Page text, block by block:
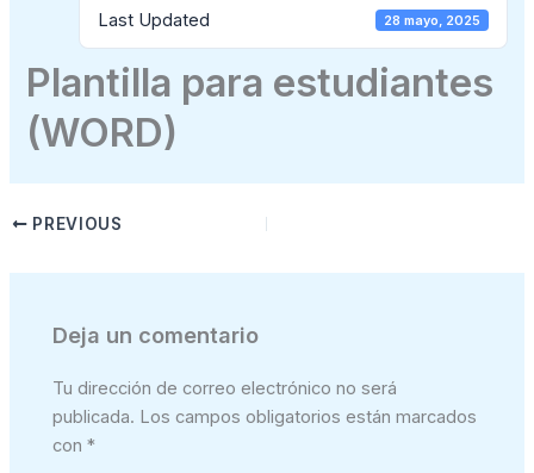
Last Updated 28 mayo, 2025
Plantilla para estudiantes
(WORD)
PREVIOUS
Deja un comentario
Tu dirección de correo electrónico no será
publicada. Los campos obligatorios están marcados
con*